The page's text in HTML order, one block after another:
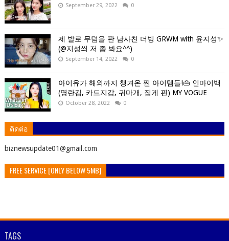
September 29, 2022 0
제 발로 무덤을 판 남사친 더빙 GRWM with 윤지성✨
(@지성씌 저 좀 봐요^^)
September 14, 2022 0
아이유가 해외까지 챙겨온 찐 아이템들!👜 인마이백
(명란김, 카드지갑, 귀마개, 집게 핀) MY VOGUE
October 28, 2022 0
ติดต่อ
ิbiznewsupdate01@gmail.com
FREE SERVICE [ONLY BELOW 5MB]
TAGS